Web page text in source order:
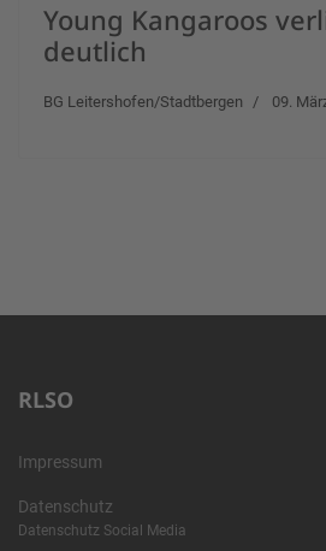
Young Kangaroos
deutlich
BG Leitershofen/Stadtbergen 09.
RLSO
Impressum
Datenschutz
Datenschutz Social Media